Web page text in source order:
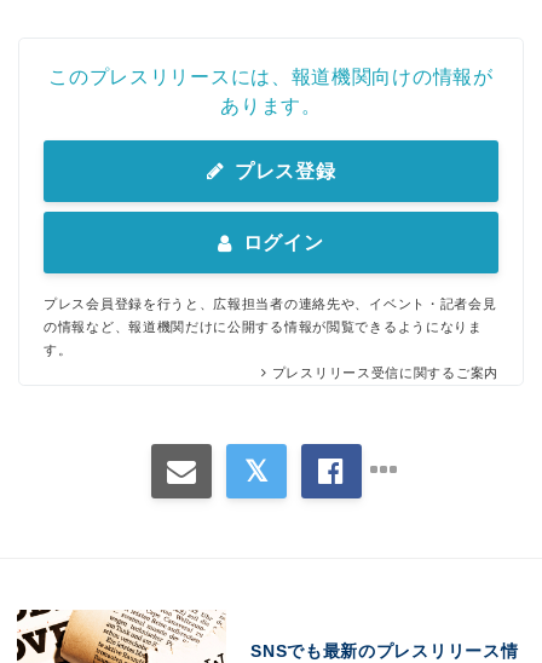
このプレスリリースには、報道機関向けの情報が
あります。
プレス登録
ログイン
プレス会員登録を行うと、広報担当者の連絡先や、イベント・記者会見
の情報など、報道機関だけに公開する情報が閲覧できるようになりま
す。
プレスリリース受信に関するご案内
SNSでも最新のプレスリリース情
Japanese